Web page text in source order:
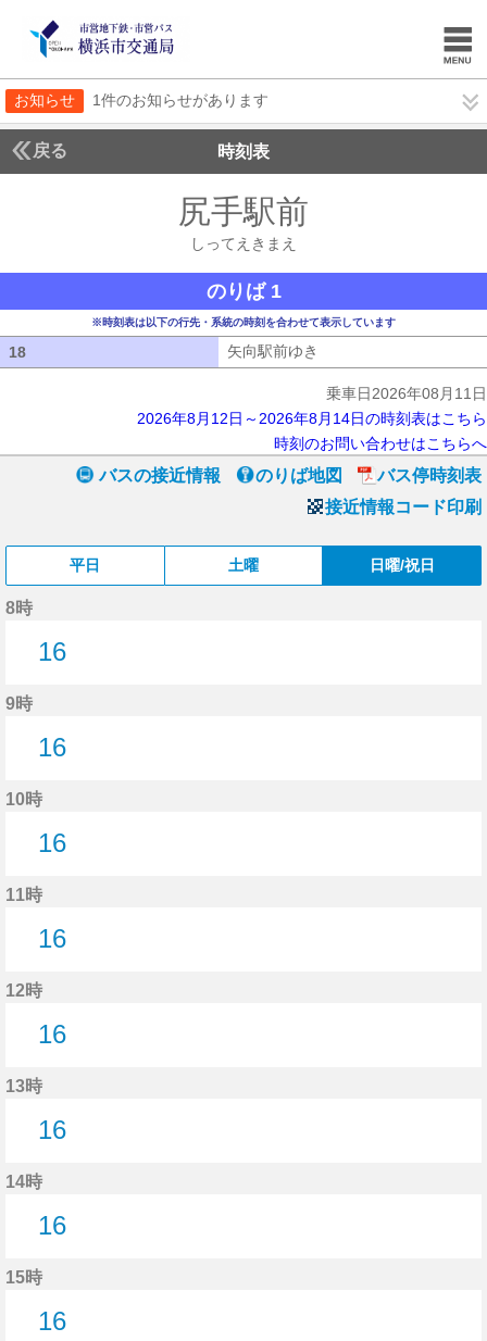
お知らせ 1件のお知らせがあります
戻る 時刻表
尻手駅前
しってえきまえ
のりば 1
※時刻表は以下の行先・系統の時刻を合わせて表示しています
18 矢向駅前ゆき
乗車日2026年08月11日
2026年8月12日～2026年8月14日の時刻表はこちら
時刻のお問い合わせはこちらへ
バスの接近情報 のりば地図
バス停時刻表
接近情報コード印刷
平日 土曜 日曜/祝日
8時
16
9時
16
10時
16
11時
16
12時
16
13時
16
14時
16
15時
16